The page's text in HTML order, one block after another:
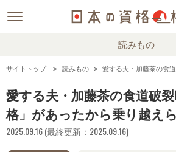
読みもの
サイトトップ 読みもの 愛する夫・加藤茶の食道破裂時も
愛する夫・加藤茶の食道破
格」があったから乗り越え
2025.09.16 (最終更新：2025.09.16)